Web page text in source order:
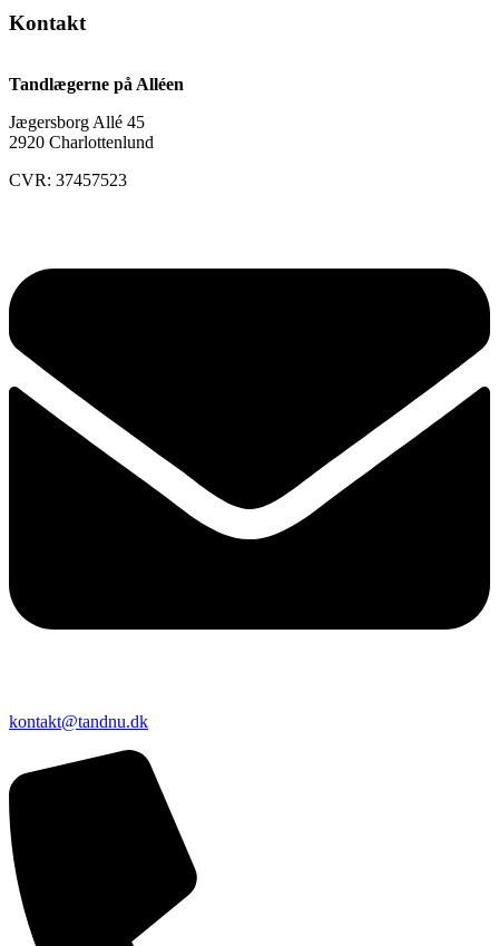
Kontakt
Tandlægerne på Alléen
Jægersborg Allé 45
2920 Charlottenlund
CVR: 37457523
kontakt@tandnu.dk